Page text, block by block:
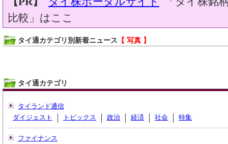
比較」はここ
タイ通カテゴリ別新着ニュース 【 写真 】
タイ通カテゴリ
タイランド通信
ダイジェスト
トピックス 政治 経済 社会 特集
ファイナンス